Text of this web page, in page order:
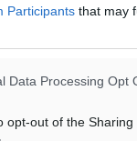
Participants that may
Data Processing Opt
opt-out of the Sharing
όλους τους
50 ευρώ το